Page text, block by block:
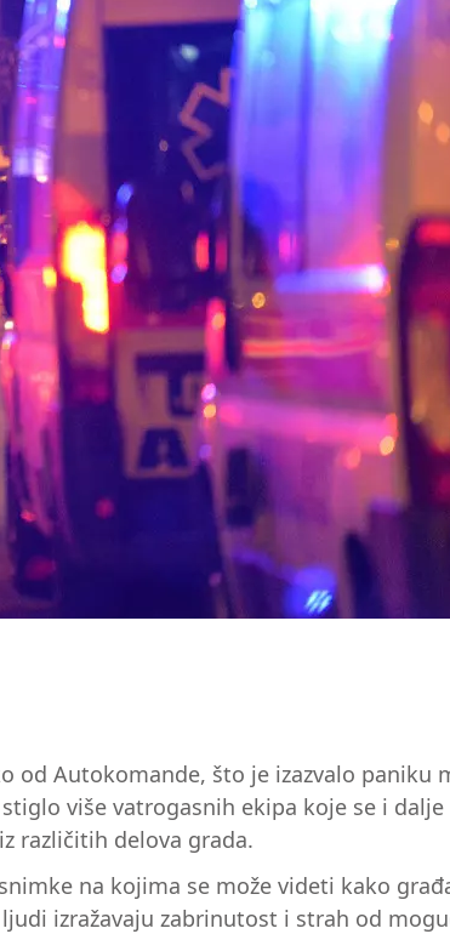
Autokomande, što je izazvalo paniku
više vatrogasnih ekipa koje se i
različitih delova grada.
na kojima se može videti kako
izražavaju zabrinutost i strah od